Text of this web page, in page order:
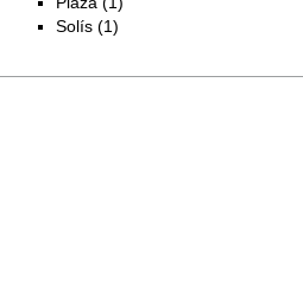
Solís (1)